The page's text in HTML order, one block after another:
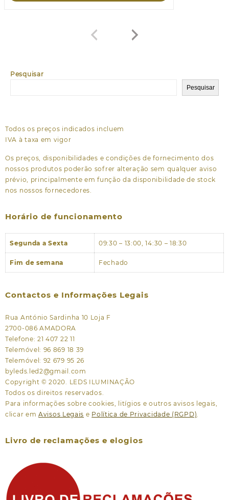
Pesquisar
Pesquisar
Todos os preços indicados incluem
IVA à taxa em vigor
Os preços, disponibilidades e condições de fornecimento dos
nossos produtos poderão sofrer alteração sem qualquer aviso
prévio, principalmente em função da disponibilidade de stock
nos nossos fornecedores.
Horário de funcionamento
Segunda a Sexta 09:30 – 13:00, 14:30 – 18:30
Fim de semana Fechado
Contactos e Informações Legais
Rua António Sardinha 10 Loja F
2700-086 AMADORA
Telefone: 21 407 22 11
Telemóvel: 96 869 18 39
Telemóvel: 92 679 95 26
byleds.led2@gmail.com
Copyright © 2020. LEDS ILUMINAÇÃO
Todos os direitos reservados.
Para informações sobre cookies, litígios e outros avisos legais,
clicar em Avisos Legais e Política de Privacidade (RGPD)
Livro de reclamações e elogios